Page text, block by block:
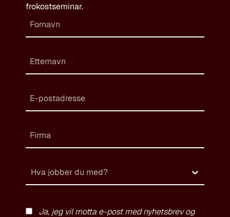
frokostseminar.
Hva jobber du med?
Ja, jeg vil motta e-post med nyhetsbrev og